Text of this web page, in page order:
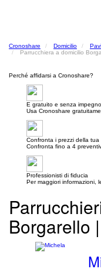
Cronoshare Domicilio
Parrucchiera a domicilio
Perché affidarsi a Cronoshare?
E gratuito e senza impegno
Usa Cronoshare
Confronta i prezzi della tua
Confronta fino a 4
Professionisti di fiducia
Per maggiori informazioni,
Borgarello